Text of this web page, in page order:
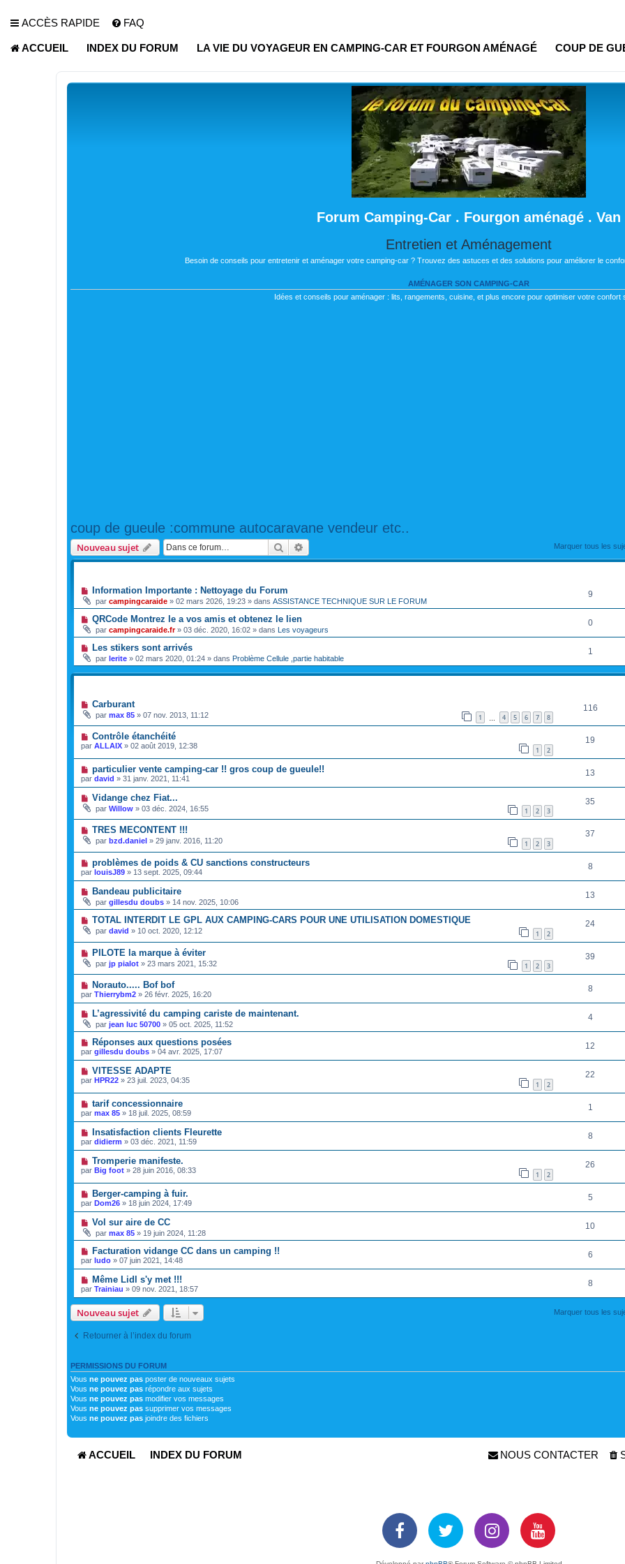
ACCÈS RAPIDE FAQ
ACCUEIL INDEX DU FORUM LA VIE DU VOYAGEUR EN CAMPING-CAR ET FOURGON AMÉNAGÉ COUP DE
Forum Camping-Car . Fourgon aménagé . Van
Entretien et Aménagement
Besoin de conseils pour entretenir et aménager votre camping-car ? Trouvez des astuces et des solutions pour améliorer le
AMÉNAGER SON CAMPING-CAR
Idées et conseils pour aménager : lits, rangements, cuisine, et plus encore pour optimiser votre confort
coup de gueule :commune autocaravane vendeur etc..
Nouveau sujet Rechercher Marquer tous les
Information Importante : Nettoyage du Forum
par campingcaraide » 02 mars 2026, 19:23 » dans ASSISTANCE TECHNIQUE SUR LE FORUM
9
QRCode Montrez le a vos amis et obtenez le lien
par campingcaraide.fr» 03 déc. 2020, 16:02 » dans Les voyageurs
0
Les stikers sont arrivés
par lerite » 02 mars 2020, 01:24 » dans Problème Cellule ,partie habitable
1
Carburant
par max 85 » 07 nov. 2013, 11:12 1 4 5 6 7 8
116
Contrôle étanchéité
par ALLAIX » 02 août 2019, 12:38 1 2
19
particulier vente camping-car !! gros coup de gueule!!
par david » 31 janv. 2021, 11:41
13
Vidange chez Fiat...
par Willow » 03 déc. 2024, 16:55 1 2 3
35
TRES MECONTENT !!!
par bzd.daniel » 29 janv. 2016, 11:20 1 2 3
37
problèmes de poids & CU sanctions constructeurs
par louisJ89 » 13 sept. 2025, 09:44
8
Bandeau publicitaire
par gillesdu doubs » 14 nov. 2025, 10:06
13
TOTAL INTERDIT LE GPL AUX CAMPING-CARS POUR UNE UTILISATION DOMESTIQUE
par david » 10 oct. 2020, 12:12 1 2
24
PILOTE la marque à éviter
par jp pialot » 23 mars 2021, 15:32 1 2 3
39
Norauto..... Bof bof
par Thierrybm2 » 26 févr. 2025, 16:20
8
L’agressivité du camping cariste de maintenant.
par jean luc 50700 » 05 oct. 2025, 11:52
4
Réponses aux questions posées
par gillesdu doubs » 04 avr. 2025, 17:07
12
VITESSE ADAPTE
par HPR22 » 23 juil. 2023, 04:35 1 2
22
tarif concessionnaire
par max 85 » 18 juil. 2025, 08:59
1
Insatisfaction clients Fleurette
par didierm » 03 déc. 2021, 11:59
8
Tromperie manifeste.
par Big foot » 28 juin 2016, 08:33 1 2
26
Berger-camping à fuir.
par Dom26 » 18 juin 2024, 17:49
5
Vol sur aire de CC
par max 85 » 19 juin 2024, 11:28
10
Facturation vidange CC dans un camping !!
par ludo » 07 juin 2021, 14:48
6
Même Lidl s'y met !!!
par Trainiau » 09 nov. 2021, 18:57
8
Nouveau sujet Marquer tous les
Retourner à l’index du forum
PERMISSIONS DU FORUM
Vous ne pouvez pas poster de nouveaux sujets
Vous ne pouvez pas répondre aux sujets
Vous ne pouvez pas modifier vos messages
Vous ne pouvez pas supprimer vos messages
Vous ne pouvez pas joindre des fichiers
ACCUEIL INDEX DU FORUM NOUS CONTACTER